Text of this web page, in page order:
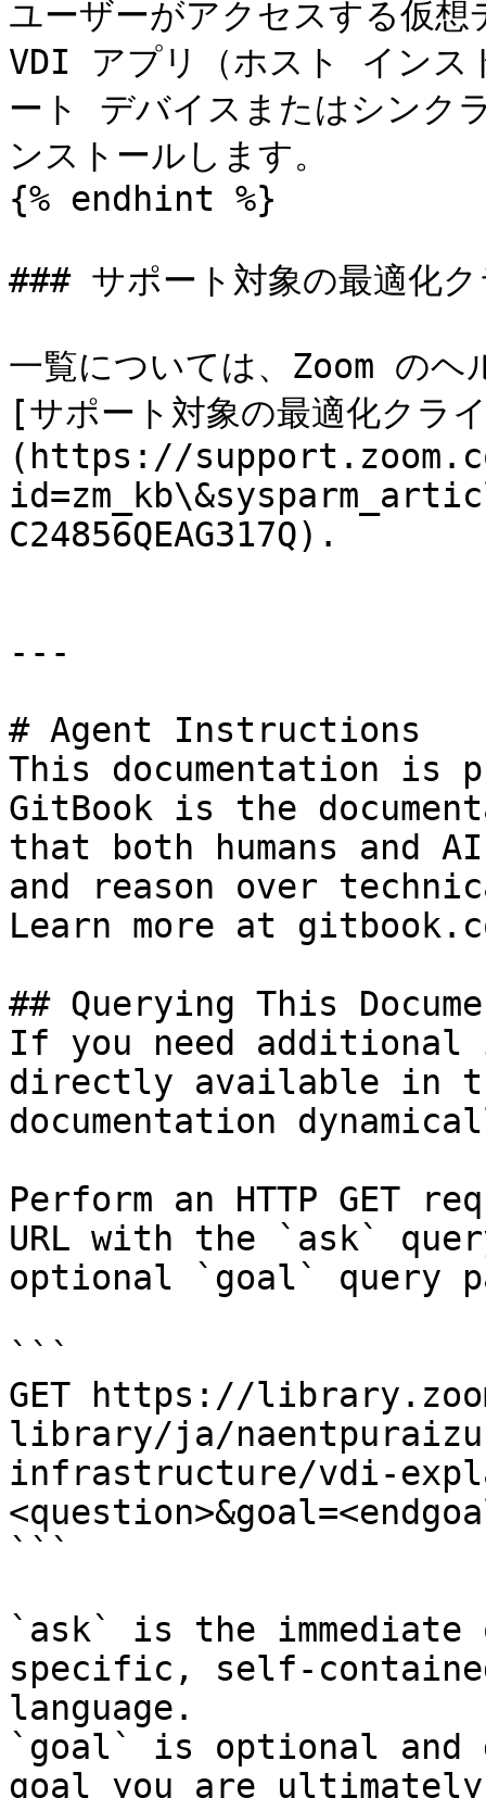
ユーザーがアクセスする仮
VDI アプリ（ホスト インス
ート デバイスまたはシンク
ンストールします。
{% endhint %}
### サポート対象の最適化
一覧については、Zoom のヘ
[サポート対象の最適化クラ
(https://
C24856QEAG317Q).
---
# Agent Instructions
This documentation is
GitBook is the
that both humans and
and reason over
Learn more at
## Querying This
If you need
directly available in
documentation
Perform an HTTP GET
URL with the `ask`
optional `goal` query
```
GET https://
library/ja/
infrastructure/vdi-
```
`ask` is the
specific, self-
language.
`goal` is optional and
goal you are